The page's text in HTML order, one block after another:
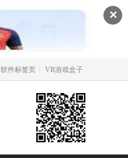
✕
软件标签页 VR游戏盒子